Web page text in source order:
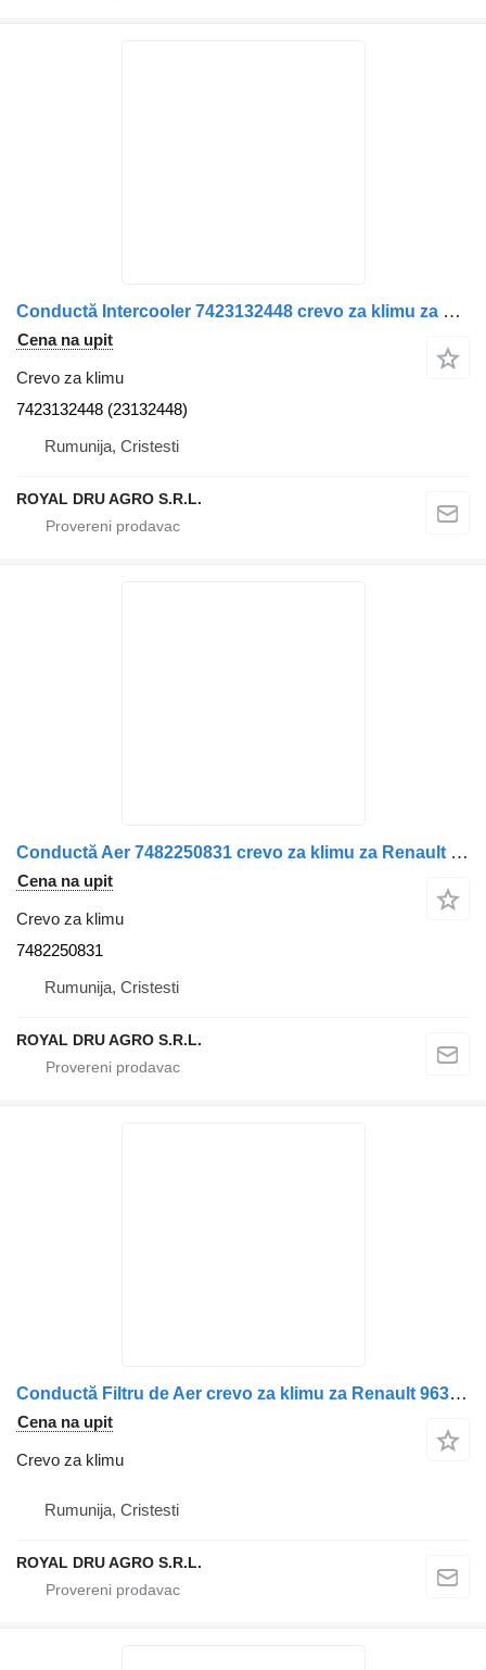
Conductă Intercooler 7423132448 crevo za klimu za Renault 7423132448 (23132448) kamiona
Cena na upit
Crevo za klimu
7423132448 (23132448)
Rumunija, Cristesti
ROYAL DRU AGRO S.R.L.
Conductă Aer 7482250831 crevo za klimu za Renault kamiona
Cena na upit
Crevo za klimu
7482250831
Rumunija, Cristesti
ROYAL DRU AGRO S.R.L.
Conductă Filtru de Aer crevo za klimu za Renault 9630161 kamiona
Cena na upit
Crevo za klimu
Rumunija, Cristesti
ROYAL DRU AGRO S.R.L.